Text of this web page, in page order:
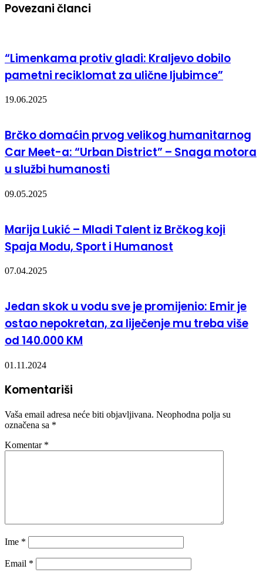
Povezani članci
“Limenkama protiv gladi: Kraljevo dobilo
pametni reciklomat za ulične ljubimce”
19.06.2025
Brčko domaćin prvog velikog humanitarnog
Car Meet-a: “Urban District” – Snaga motora
u službi humanosti
09.05.2025
Marija Lukić – Mladi Talent iz Brčkog koji
Spaja Modu, Sport i Humanost
07.04.2025
Jedan skok u vodu sve je promijenio: Emir je
ostao nepokretan, za liječenje mu treba više
od 140.000 KM
01.11.2024
Komentariši
Vaša email adresa neće biti objavljivana. Neophodna polja su
označena sa *
Komentar *
Ime *
Email *